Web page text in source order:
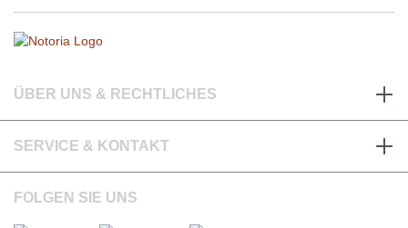
ÜBER UNS & RECHTLICHES
SERVICE & KONTAKT
FOLGEN SIE UNS